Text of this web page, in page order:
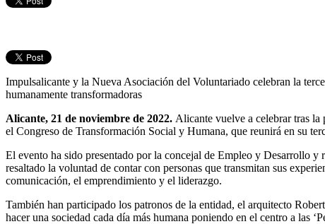
Impulsalicante y la Nueva Asociación del Voluntariado celebran la
humanamente transformadoras
Alicante, 21 de noviembre de 2022. Alicante vuelve a celebrar tras
el Congreso de Transformación Social y Humana, que reunirá en su
El evento ha sido presentado por la concejal de Empleo y Desarrollo
resaltado la voluntad de contar con personas que transmitan sus
comunicación, el emprendimiento y el liderazgo.
También han participado los patronos de la entidad, el arquitecto
hacer una sociedad cada día más humana poniendo en el centro a las